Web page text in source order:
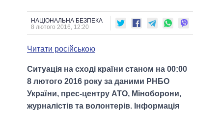
ДАЙДЖЕСТИ
ВЕРХОВНА РАДА
КАБІНЕТ МІНІСТРІВ
ГОЛОВИ ОБЛАДМІНІСТРАЦІЙ
ВСІ ПЕРСОНИ
ВІДЕО
ПІДТРИМАТИ
ПОРІВНЯННЯ ПОЛІТИКІВ
НАЦІОНАЛЬНА БЕЗПЕКА
8 лютого 2016, 12:20
Читати російською
Ситуація на сході країни станом на 00:00
8 лютого 2016 року за даними РНБО
України, прес-центру АТО, Міноборони,
журналістів та волонтерів. Інформація